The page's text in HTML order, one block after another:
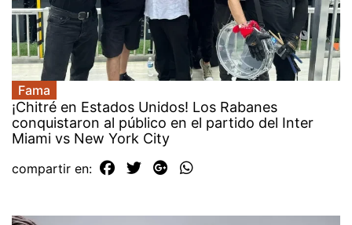
Fama
¡Chitré en Estados Unidos! Los Rabanes
conquistaron al público en el partido del Inter
Miami vs New York City
compartir en: